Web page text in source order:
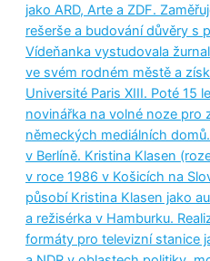
jako ARD, Arte a ZDF.
rešerše a budování důvěry s
Vídeňanka vystudovala
ve svém rodném městě a
Université Paris XIII. Poté 15
novinářka na volné noze pro
německých mediálních
v Berlíně. Kristina Klasen
v roce 1986 v Košicích na
působí Kristina Klasen jako
a režisérka v Hamburku.
formáty pro televizní stanice